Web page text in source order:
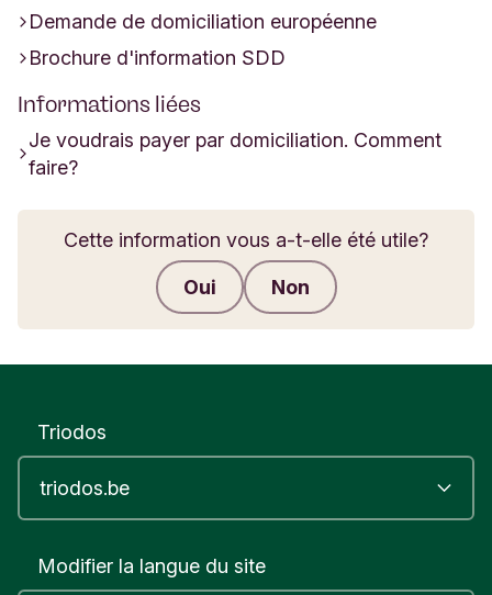
Demande de domiciliation européenne
Brochure d'information SDD
Informations liées
Je voudrais payer par domiciliation. Comment
faire?
Cette information vous a-t-elle été utile?
Oui Non
Triodos
Modifier la langue du site